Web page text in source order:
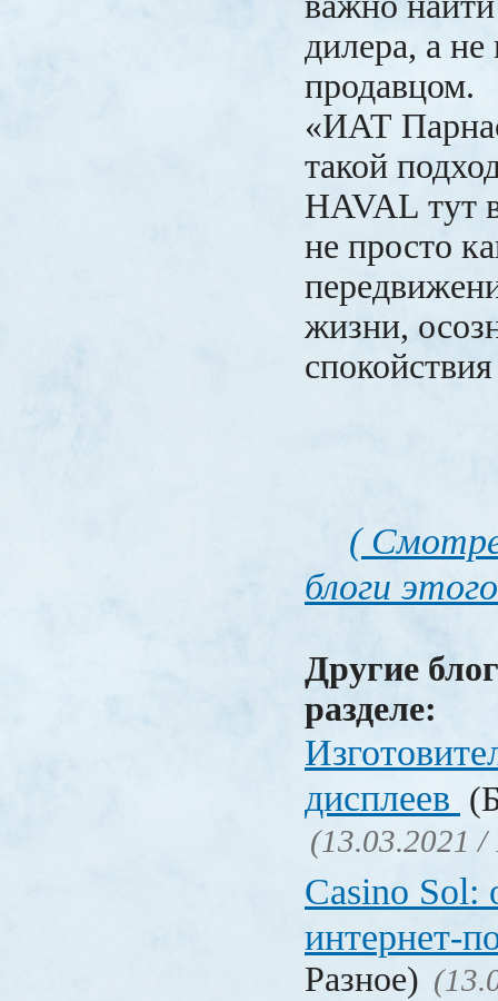
дилера, а не
продавцом.
«ИАТ
такой
HAVAL тут
не просто
жизни,
(
блоги
Другие
разделе:
дисплеев
(13.03.2021 /
Casino Sol:
интернет-
Разное)